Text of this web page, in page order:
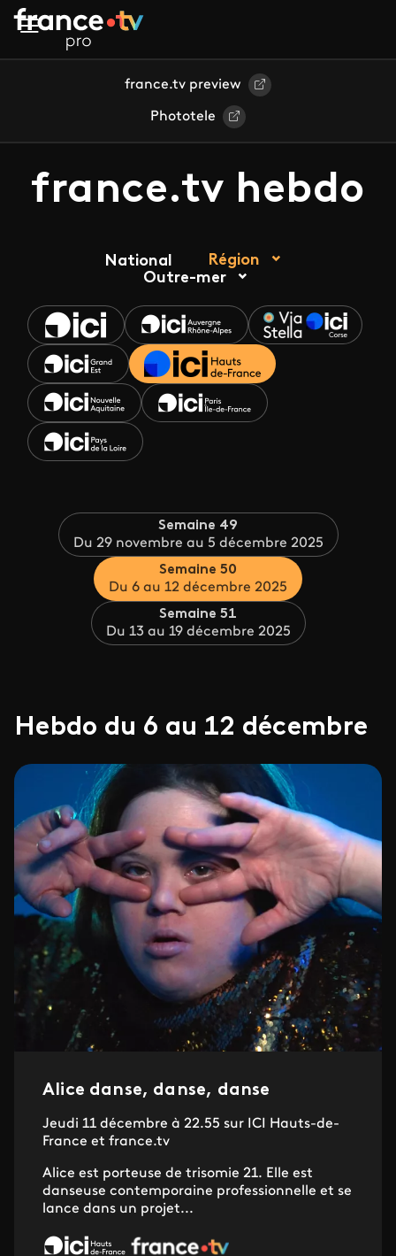
Aller au contenu principal
france.tv preview
Phototele
france.tv hebdo
National
Région
Outre-mer
Semaine 49
Du 29 novembre au 5 décembre 2025
Semaine 50
Du 6 au 12 décembre 2025
Semaine 51
Du 13 au 19 décembre 2025
Hebdo du 6 au 12 décembre
Alice danse, danse, danse
Jeudi 11 décembre à 22.55 sur ICI Hauts-de-
France et france.tv
Alice est porteuse de trisomie 21. Elle est
danseuse contemporaine professionnelle et se
lance dans un projet...